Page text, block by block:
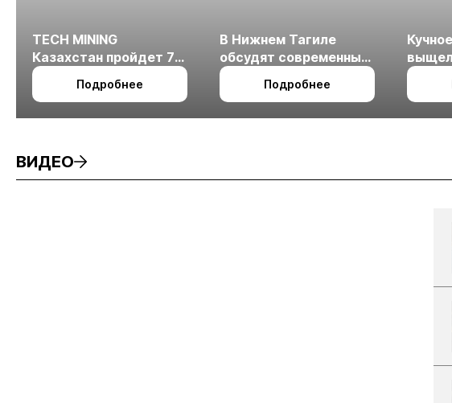
TECH MINING
Казахстан пройдет 7
октября в Алматы
Подробнее
В Нижнем Тагиле
обсудят современные
технологии
измельчения
Подробнее
Кучное
ВИДЕО